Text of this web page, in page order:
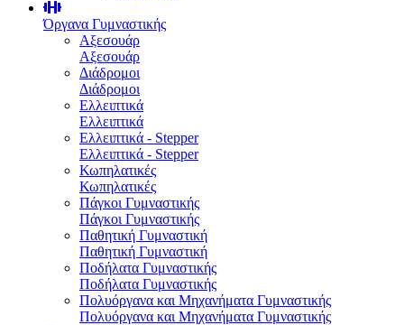
Όργανα Γυμναστικής
Αξεσουάρ
Αξεσουάρ
Διάδρομοι
Διάδρομοι
Ελλειπτικά
Ελλειπτικά
Ελλειπτικά - Stepper
Ελλειπτικά - Stepper
Κωπηλατικές
Κωπηλατικές
Πάγκοι Γυμναστικής
Πάγκοι Γυμναστικής
Παθητική Γυμναστική
Παθητική Γυμναστική
Ποδήλατα Γυμναστικής
Ποδήλατα Γυμναστικής
Πολυόργανα και Μηχανήματα Γυμναστικής
Πολυόργανα και Μηχανήματα Γυμναστικής